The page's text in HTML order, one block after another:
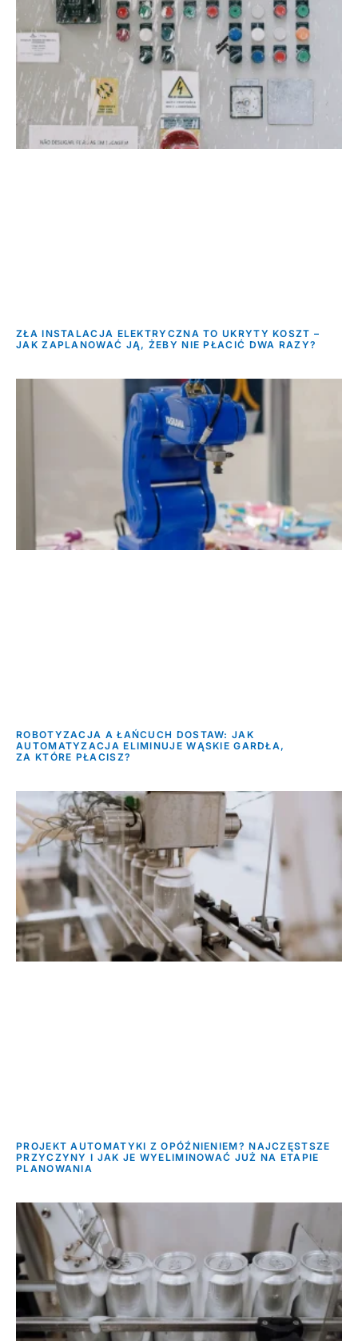
ZŁA INSTALACJA ELEKTRYCZNA TO UKRYTY KOSZT –
JAK ZAPLANOWAĆ JĄ, ŻEBY NIE PŁACIĆ DWA RAZY?
ROBOTYZACJA A ŁAŃCUCH DOSTAW: JAK
AUTOMATYZACJA ELIMINUJE WĄSKIE GARDŁA,
ZA KTÓRE PŁACISZ?
PROJEKT AUTOMATYKI Z OPÓŹNIENIEM? NAJCZĘSTSZE
PRZYCZYNY I JAK JE WYELIMINOWAĆ JUŻ NA ETAPIE
PLANOWANIA